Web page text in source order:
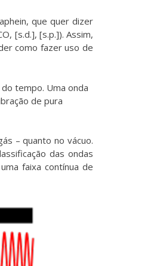
que quer dizer
[s.d.], [s.p.]). Assim,
como fazer uso de
tempo. Uma onda
de pura
– quanto no vácuo.
das ondas
faixa contínua de